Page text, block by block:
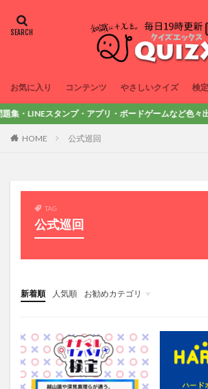
お気に入り コンテンツ やさしいクイズ 検
タンプ・アプリ・ボードゲームなど色々出してい
HOME 公式巡回
TAG
公式巡回
新着順 人気順 お勧めカテゴリ
コラム
問題集
検定試験
資料集
ニュース